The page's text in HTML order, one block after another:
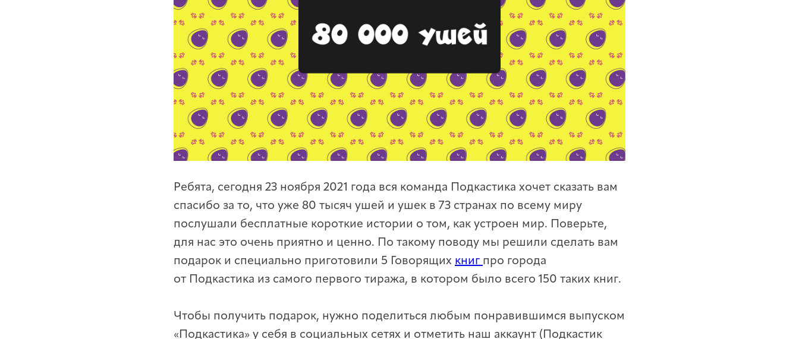
Ребята, сегодня 23 ноября 2021 года вся команда Подкастика хочет сказать вам
спасибо за то, что уже 80 тысяч ушей и ушек в 73 странах по всему миру
послушали бесплатные короткие истории о том, как устроен мир. Поверьте,
для нас это очень приятно и ценно. По такому поводу мы решили сделать вам
подарок и специально приготовили 5 Говорящих книг про города
от Подкастика из самого первого тиража, в котором было всего 150 таких книг.
Чтобы получить подарок, нужно поделиться любым понравившимся выпуском
«Подкастика» у себя в социальных сетях и отметить наш аккаунт (Подкастик